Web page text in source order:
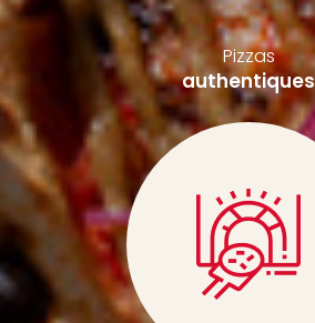
Pizzas
authentiques